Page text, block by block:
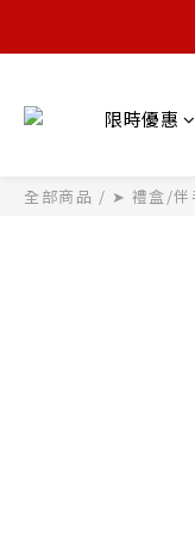
限時優惠
全部商品 / ➤ 禮盒/伴